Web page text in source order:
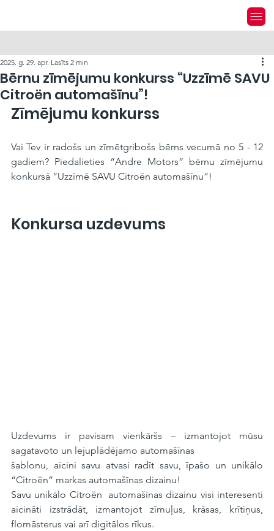
Bērnu zīmējumu konkurss “Uzzīmē SAVU
Citroën automašīnu”!
2025. g. 29. apr. Lasīts 2 min
Zīmējumu konkurss
Vai Tev ir radošs un zīmētgribošs bērns vecumā no 5 - 12
gadiem? Piedalieties “Andre Motors” bērnu zīmējumu
konkursā “Uzzīmē SAVU Citroën automašīnu”!
Konkursa uzdevums
Uzdevums ir pavisam vienkāršs – izmantojot mūsu
sagatavoto un lejuplādējamo automašīnas
šablonu, aicini savu atvasi radīt savu, īpašo un unikālo
“Citroën” markas automašīnas dizainu!
Savu unikālo Citroën  automašīnas dizainu visi interesenti
aicināti izstrādāt, izmantojot zīmuļus, krāsas, krītiņus,
flomāsterus vai arī digitālos rīkus.